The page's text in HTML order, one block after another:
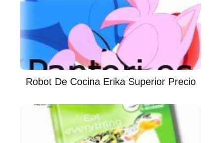
Robot De Cocina Erika Superior Precio